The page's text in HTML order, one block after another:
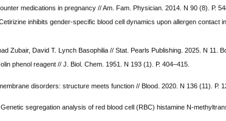
medications in pregnancy // Am. Fam. Physician. 2014. N 90 (8). Р.
inhibits gender-specific blood cell dynamics upon allergen contact
Zubair, David T. Lynch Basophilia // Stat. Pearls Publishing. 2025. N 11.
phenol reagent // J. Biol. Chem. 1951. N 193 (1). Р. 404–415.
disorders: structure meets function // Blood. 2020. N 136 (11). Р.
segregation analysis of red blood cell (RBC) histamine N-